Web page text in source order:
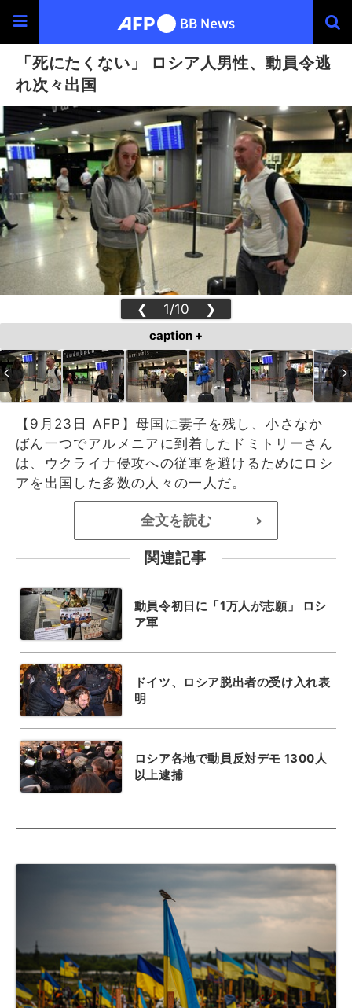
「死にたくない」 ロシア人男性、動員令逃
れ次々出国
❮ 1/10 ❯
caption +
【9月23日 AFP】母国に妻子を残し、小さなか
ばん一つでアルメニアに到着したドミトリーさん
は、ウクライナ侵攻への従軍を避けるためにロシ
アを出国した多数の人々の一人だ。
全文を読む >
関連記事
動員令初日に「1万人が志願」 ロシ
ア軍
ドイツ、ロシア脱出者の受け入れ表
明
ロシア各地で動員反対デモ 1300人
以上逮捕